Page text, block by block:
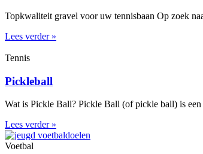
Topkwaliteit gravel voor uw tennisbaan Op zoek
Lees verder »
Tennis
Pickleball
Wat is Pickle Ball? Pickle Ball (of pickle ball) is
Lees verder »
Voetbal